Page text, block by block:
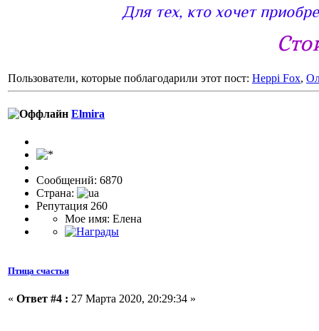
Для тех, кто хочет
Пользователи, которые поблагодарили этот пост: Heppi Fox,
Elmira
Сообщений: 6870
Страна:
Репутация 260
Мое имя: Елена
Птица счастья
« Ответ #4 : 27 Марта 2020, 20:29:34 »